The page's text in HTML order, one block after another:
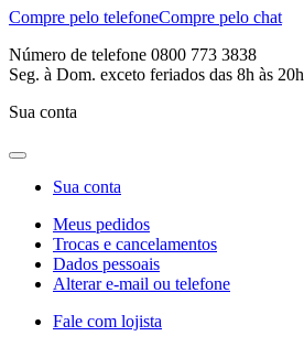
Compre pelo telefoneCompre pelo chat
Número de telefone 0800 773 3838
Seg. à Dom. exceto feriados das 8h às 20h
Sua conta
Sua conta
Meus pedidos
Trocas e cancelamentos
Dados pessoais
Alterar e-mail ou telefone
Fale com lojista